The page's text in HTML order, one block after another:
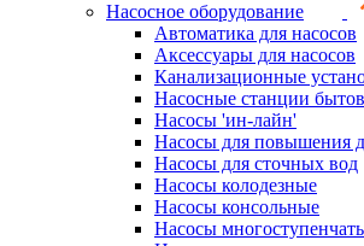
Насосное оборудование
Автоматика для насосов
Аксессуары для насосов
Канализационные
Насосные станции
Насосы 'ин-лайн'
Насосы для повышения
Насосы для сточных вод
Насосы колодезные
Насосы консольные
Насосы